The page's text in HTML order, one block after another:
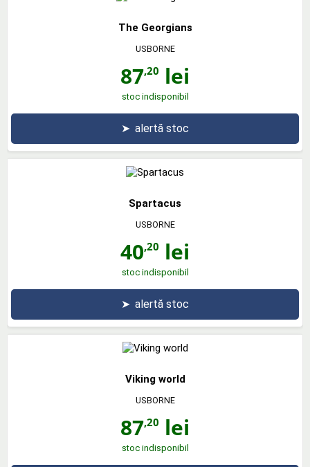
The Georgians
USBORNE
87,20 lei
stoc indisponibil
➤ alertă stoc
Spartacus
USBORNE
40,20 lei
stoc indisponibil
➤ alertă stoc
Viking world
USBORNE
87,20 lei
stoc indisponibil